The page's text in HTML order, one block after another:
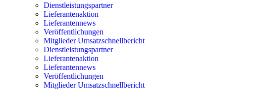
Dienstleistungspartner
Lieferantenaktion
Lieferantennews
Veröffentlichungen
Mitglieder Umsatzschnellbericht
Dienstleistungspartner
Lieferantenaktion
Lieferantennews
Veröffentlichungen
Mitglieder Umsatzschnellbericht